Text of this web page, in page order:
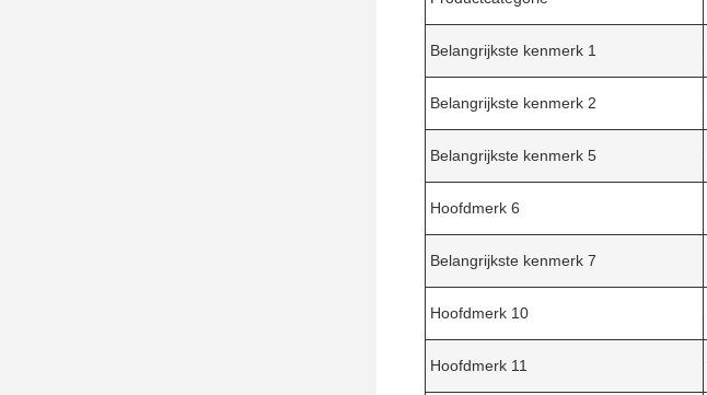
Belangrijkste kenmerk 1
Belangrijkste kenmerk 2
Belangrijkste kenmerk 5
Hoofdmerk 6
Belangrijkste kenmerk 7
Hoofdmerk 10
Hoofdmerk 11